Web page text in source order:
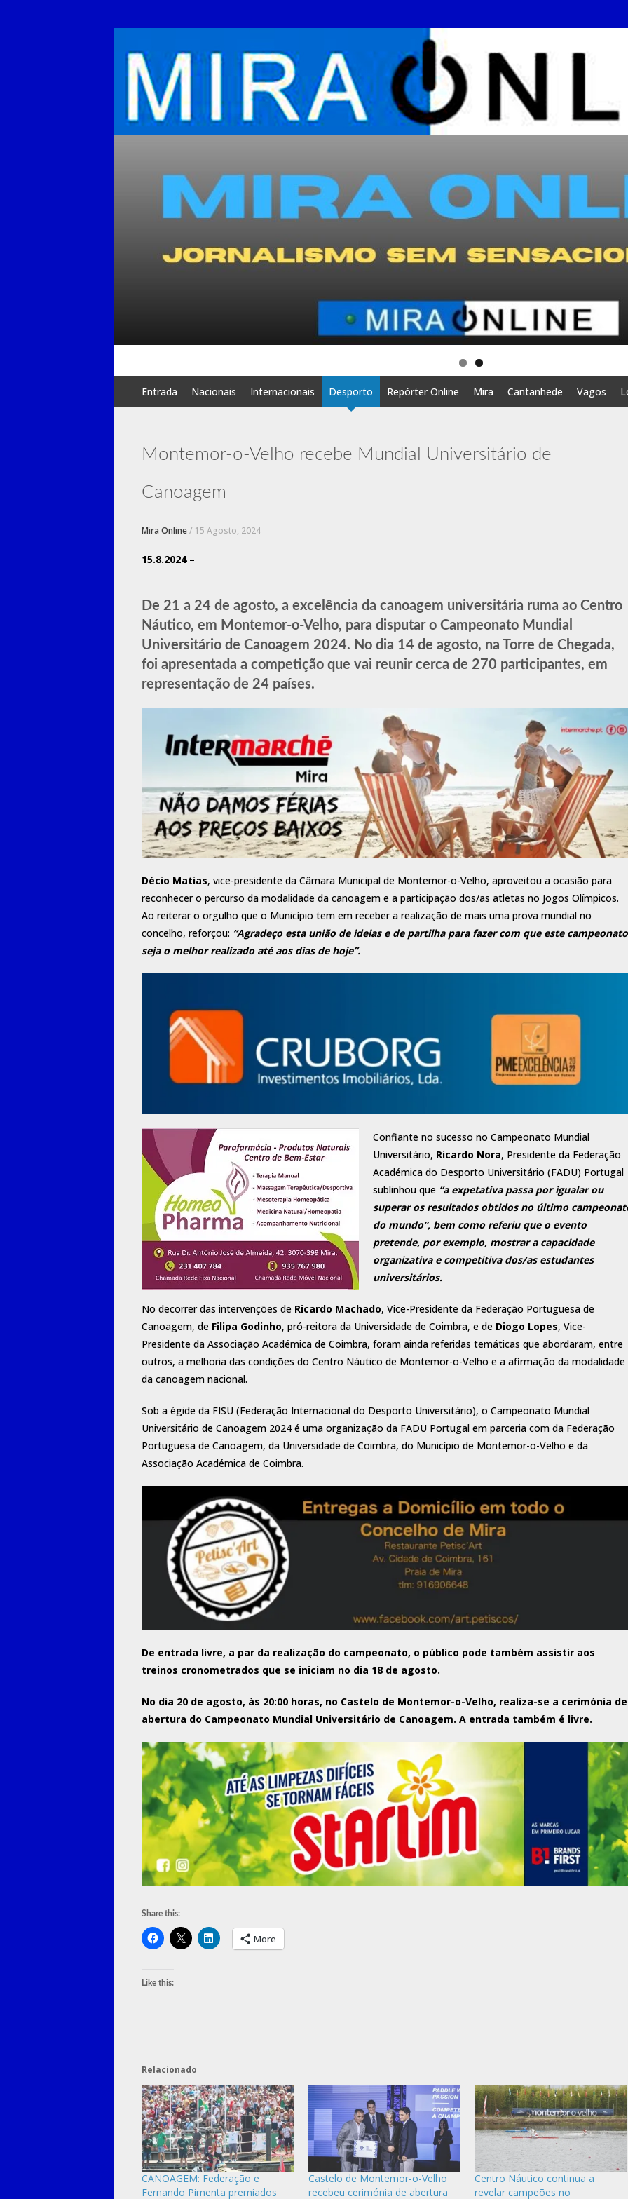
to
Entrada Nacionais Internacionais Desporto Repórter Online Mira Cantanhede Vagos
Montemor-o-Velho recebe Mundial Universitário de
Canoagem
Mira Online/ 15 Agosto, 2024
15.8.2024 –
De 21 a 24 de agosto, a excelência da canoagem universitária ruma ao Centro
Náutico, em Montemor-o-Velho, para disputar o Campeonato Mundial
Universitário de Canoagem 2024. No dia 14 de agosto, na Torre de Chegada,
foi apresentada a competição que vai reunir cerca de 270 participantes, em
representação de 24 países.
Décio Matias, vice-presidente da Câmara Municipal de Montemor-o-Velho, aproveitou a ocasião para
reconhecer o percurso da modalidade da canoagem e a participação dos/as atletas no Jogos Olímpicos.
Ao reiterar o orgulho que o Município tem em receber a realização de mais uma prova mundial no
concelho, reforçou: “Agradeço esta união de ideias e de partilha para fazer com que este campeonato
seja o melhor realizado até aos dias de hoje”.
Confiante no sucesso no Campeonato Mundial
Universitário, Ricardo Nora, Presidente da Federação
Académica do Desporto Universitário (FADU) Portugal
sublinhou que “a expetativa passa por igualar ou
superar os resultados obtidos no último
do mundo”, bem como referiu que o evento
pretende, por exemplo, mostrar a capacidade
organizativa e competitiva dos/as estudantes
universitários.
No decorrer das intervenções de Ricardo Machado, Vice-Presidente da Federação Portuguesa de
Canoagem, de Filipa Godinho, pró-reitora da Universidade de Coimbra, e de Diogo Lopes, Vice-
Presidente da Associação Académica de Coimbra, foram ainda referidas temáticas que abordaram, entre
outros, a melhoria das condições do Centro Náutico de Montemor-o-Velho e a afirmação da modalidade
da canoagem nacional.
Sob a égide da FISU (Federação Internacional do Desporto Universitário), o Campeonato Mundial
Universitário de Canoagem 2024 é uma organização da FADU Portugal em parceria com da Federação
Portuguesa de Canoagem, da Universidade de Coimbra, do Município de Montemor-o-Velho e da
Associação Académica de Coimbra.
De entrada livre, a par da realização do campeonato, o público pode também assistir aos
treinos cronometrados que se iniciam no dia 18 de agosto.
No dia 20 de agosto, às 20:00 horas, no Castelo de Montemor-o-Velho, realiza-se a cerimónia de
abertura do Campeonato Mundial Universitário de Canoagem. A entrada também é livre.
Share this:
More
Like this:
Relacionado
CANOAGEM: Federação e
Fernando Pimenta premiados
Castelo de Montemor-o-Velho
recebeu cerimónia de abertura
Centro Náutico continua a
revelar campeões no